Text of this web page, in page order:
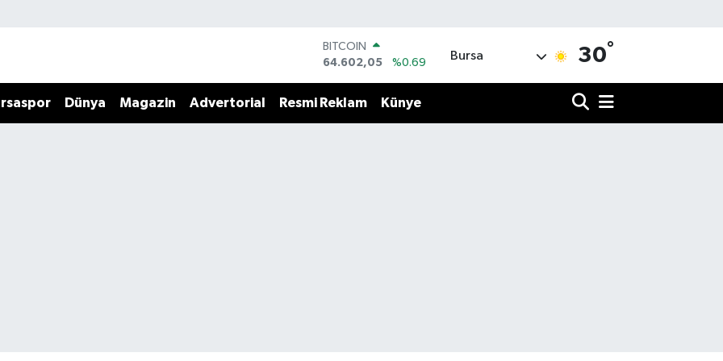
BITCOIN
64.602,05
%0.69
47,6006
%0.06
Bursa 30°
Dünya Magazin Advertorial Resmi Reklam Künye